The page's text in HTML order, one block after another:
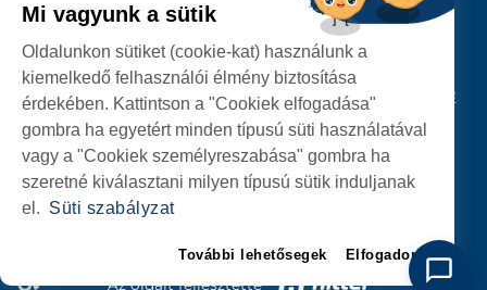
SZEMÉLYES ADATOK VÉDELME
Az oldalt fejlesztette
SZATMÁRNÉMETI
POLGÁRMESTERI HIVATAL
P-ȚA 25 OCTOMBRIE, NR. 1 CORP M, 440026 SATU MARE
Mi vagyunk a sütik
Oldalunkon sütiket (cookie-kat) használunk a
kiemelkedő felhasználói élmény biztosítása
érdekében. Kattintson a "Cookiek elfogadása"
gombra ha egyetért minden típusú süti használatával
vagy a "Cookiek személyreszabása" gombra ha
szeretné kiválasztani milyen típusú sütik induljanak
el. Süti szabályzat
További lehetősegek Elfogadom